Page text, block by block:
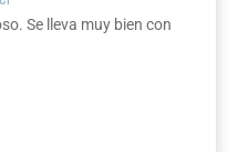
Se lleva muy bien con